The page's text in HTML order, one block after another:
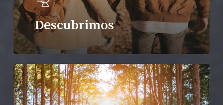
Descubrimos